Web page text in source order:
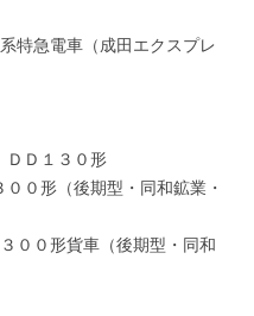
特急電車（成田エクスプレ
ＤＤ１３０形
０形（後期型・同和鉱業・
００形貨車（後期型・同和